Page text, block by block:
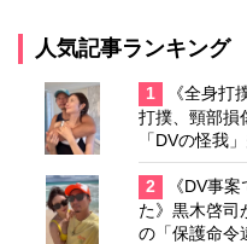
人気記事ランキング
1
《全身打
打撲、頸部
「DVの怪我
逮捕で始まる
2
《DV事
た》黒木啓司
の「保護命令